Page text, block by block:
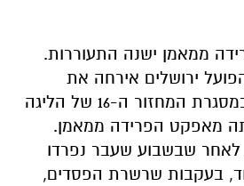
ממאמן ישנה התעוררות.
ירושלים אירחה את
הפועל פ״ת בטדי במסגרת המחזור ה-16 של הליגה
מאפקט הפרידה ממאמן.
ניצחו 0:1, לאחר שבשבוע שעבר נפרדו
בעקבות שרשרת הפסדים,